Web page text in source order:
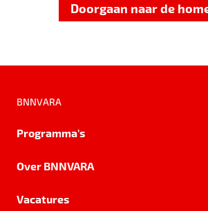
Doorgaan naar de
BNNVARA
Programma's
Over BNNVARA
Vacatures